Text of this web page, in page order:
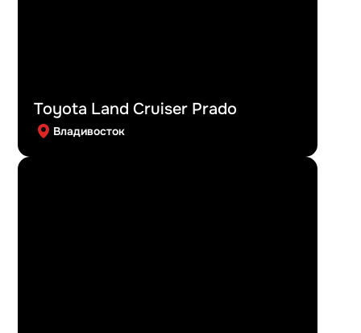
Toyota Land Cruiser Prado
Владивосток